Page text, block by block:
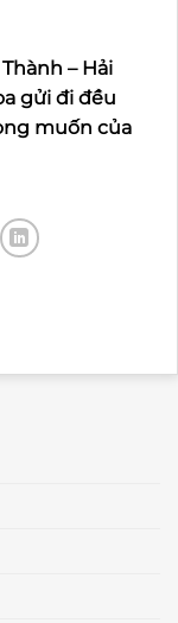
– Hải
gửi đi đều
muốn của